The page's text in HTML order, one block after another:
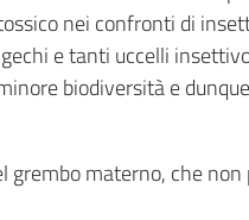
nei confronti di
e tanti uccelli
biodiversità e
materno, che non